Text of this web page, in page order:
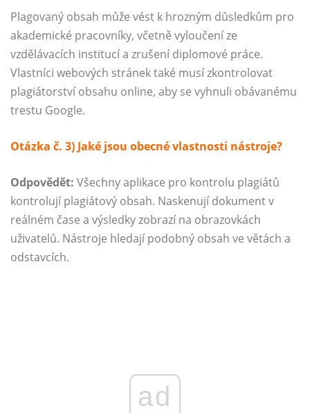
Plagovaný obsah může vést k hrozným důsledkům pro
akademické pracovníky, včetně vyloučení ze
vzdělávacích institucí a zrušení diplomové práce.
Vlastníci webových stránek také musí zkontrolovat
plagiátorství obsahu online, aby se vyhnuli obávanému
trestu Google.
Otázka č. 3) Jaké jsou obecné vlastnosti nástroje?
Odpovědět: Všechny aplikace pro kontrolu plagiátů
kontrolují plagiátový obsah. Naskenují dokument v
reálném čase a výsledky zobrazí na obrazovkách
uživatelů. Nástroje hledají podobný obsah ve větách a
odstavcích.
ad